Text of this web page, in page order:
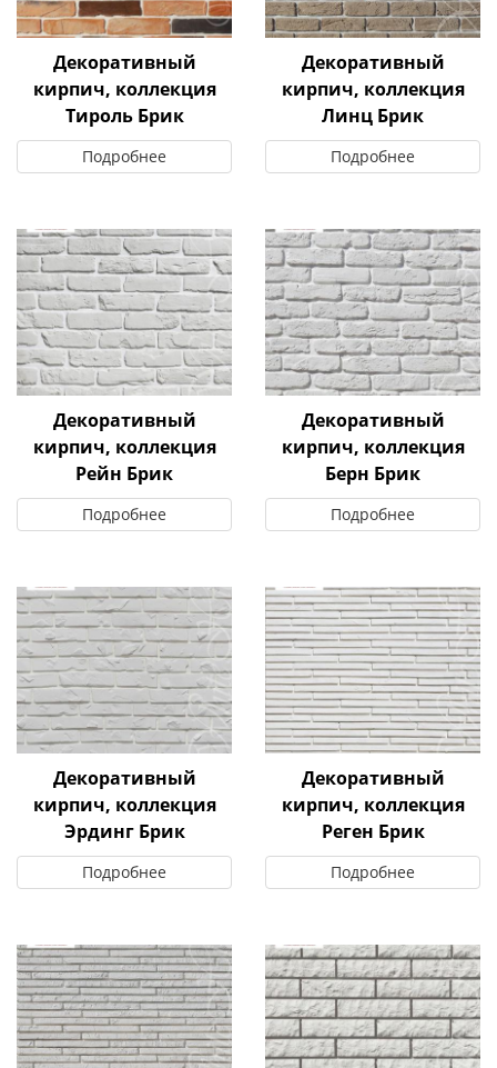
Декоративный
кирпич, коллекция
Тироль Брик
Подробнее
Декоративный
кирпич, коллекция
Линц Брик
Подробнее
Декоративный
кирпич, коллекция
Рейн Брик
Подробнее
Декоративный
кирпич, коллекция
Берн Брик
Подробнее
Декоративный
кирпич, коллекция
Эрдинг Брик
Подробнее
Декоративный
кирпич, коллекция
Реген Брик
Подробнее